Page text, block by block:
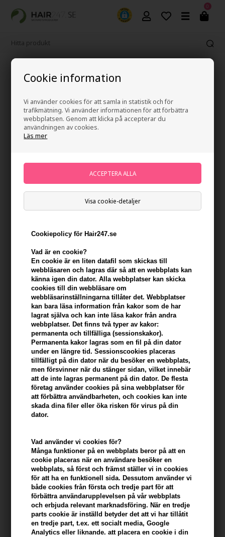
Cookie information
Vi använder cookies för att samla in statistik och för
trafikmätning. Vi använder informationen för att förbättra
webbplatsen. Genom att klicka på accepterar du
användningen av cookies.
Läs mer
Visa cookie-detaljer
Cookiepolicy för Hair247.se
Vad är en cookie?
En cookie är en liten datafil som skickas till
webbläsaren och lagras där så att en webbplats kan
känna igen din dator. Alla webbplatser kan skicka
cookies till din webbläsare om
webbläsarinställningarna tillåter det. Webbplatser
kan bara läsa information från kakor som de har
lagrat själva och kan inte läsa kakor från andra
webbplatser. Det finns två typer av kakor:
permanenta och tillfälliga (sessionskakor).
Permanenta kakor lagras som en fil på din dator
under en längre tid. Sessionscookies placeras
tillfälligt på din dator när du besöker en webbplats,
men försvinner när du stänger sidan, vilket innebär
att de inte lagras permanent på din dator. De flesta
företag använder cookies på sina webbplatser för
att förbättra användbarheten, och cookies kan inte
skada dina filer eller öka risken för virus på din
dator.
Vad använder vi cookies för?
Många funktioner på en webbplats beror på att en
cookie placeras när en användare besöker en
webbplats, så först och främst ställer vi in ​​cookies
för att ha en funktionell sida. Dessutom använder vi
både cookies från första och tredje part för att
förbättra användarupplevelsen på vår webbplats
och erbjuda relevant marknadsföring. När en tredje
parts cookie är inställd betyder det att vi har tillåtit
en tredje part, t.ex. ett socialt media, Google
Analytics eller liknande. att placera en cookie i din
0
ZarkoPerfume Pink Twin Set EdP (Limited Edition)
Varumärken»Zarkoperfume Brand:ZarkoPerfume
Slut i lager
Ej i lager- Leveranstid: Ukendt arbetsdagar
Du tjänar på köp av denna artikel -Visa mitt konto
Beskrivning Recensioner
ZarkoPerfume Pink Twin Set EdP (Limited Edition) är ett exklusivt
presentset med två versioner av den ikoniska Pink Molécule
090.09. Här får du en elegant fullstor flaska för badrummet eller
parfymhyllan samt en praktisk reseförpackning som gör det enkelt
att fräscha upp doften under dagen.